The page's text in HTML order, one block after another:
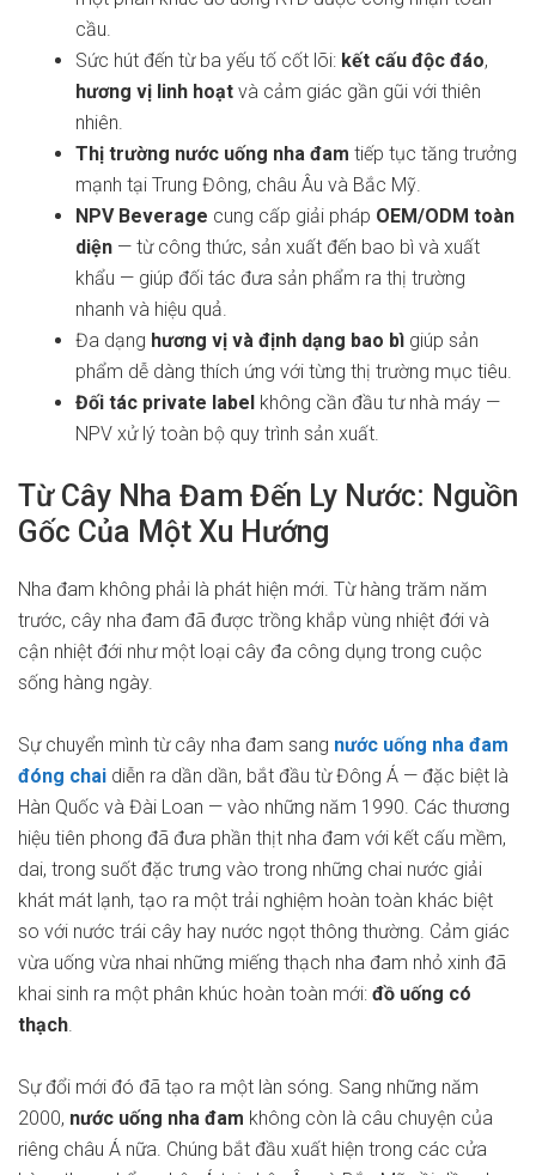
cầu.
Sức hút đến từ ba yếu tố cốt lõi: kết cấu độc đáo,
hương vị linh hoạt và cảm giác gần gũi với thiên
nhiên.
Thị trường nước uống nha đam tiếp tục tăng trưởng
mạnh tại Trung Đông, châu Âu và Bắc Mỹ.
NPV Beverage cung cấp giải pháp OEM/ODM toàn
diện — từ công thức, sản xuất đến bao bì và xuất
khẩu — giúp đối tác đưa sản phẩm ra thị trường
nhanh và hiệu quả.
Đa dạng hương vị và định dạng bao bì giúp sản
phẩm dễ dàng thích ứng với từng thị trường mục tiêu.
Đối tác private label không cần đầu tư nhà máy —
NPV xử lý toàn bộ quy trình sản xuất.
Từ Cây Nha Đam Đến Ly Nước: Nguồn
Gốc Của Một Xu Hướng
Nha đam không phải là phát hiện mới. Từ hàng trăm năm
trước, cây nha đam đã được trồng khắp vùng nhiệt đới và
cận nhiệt đới như một loại cây đa công dụng trong cuộc
sống hàng ngày.
Sự chuyển mình từ cây nha đam sang nước uống nha đam
đóng chai diễn ra dần dần, bắt đầu từ Đông Á — đặc biệt là
Hàn Quốc và Đài Loan — vào những năm 1990. Các thương
hiệu tiên phong đã đưa phần thịt nha đam với kết cấu mềm,
dai, trong suốt đặc trưng vào trong những chai nước giải
khát mát lạnh, tạo ra một trải nghiệm hoàn toàn khác biệt
so với nước trái cây hay nước ngọt thông thường. Cảm giác
vừa uống vừa nhai những miếng thạch nha đam nhỏ xinh đã
khai sinh ra một phân khúc hoàn toàn mới: đồ uống có
thạch.
Sự đổi mới đó đã tạo ra một làn sóng. Sang những năm
2000, nước uống nha đam không còn là câu chuyện của
riêng châu Á nữa. Chúng bắt đầu xuất hiện trong các cửa